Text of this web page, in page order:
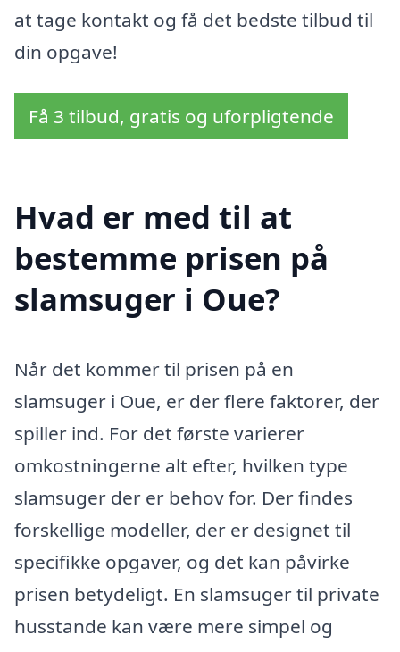
at tage kontakt og få det bedste tilbud til
din opgave!
Få 3 tilbud, gratis og uforpligtende
Hvad er med til at
bestemme prisen på
slamsuger i Oue?
Når det kommer til prisen på en
slamsuger i Oue, er der flere faktorer, der
spiller ind. For det første varierer
omkostningerne alt efter, hvilken type
slamsuger der er behov for. Der findes
forskellige modeller, der er designet til
specifikke opgaver, og det kan påvirke
prisen betydeligt. En slamsuger til private
husstande kan være mere simpel og